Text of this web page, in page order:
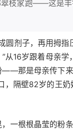
翠枝家跑——这是丰
圆剂子，再用拇指
从16岁跟着母亲学
——那是母亲传下
，隔壁82岁的王奶
一根根晶莹的粉